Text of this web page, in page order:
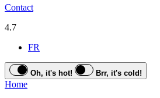
Contact
4.7
FR
Oh, it's hot! Brr, it's cold!
Home